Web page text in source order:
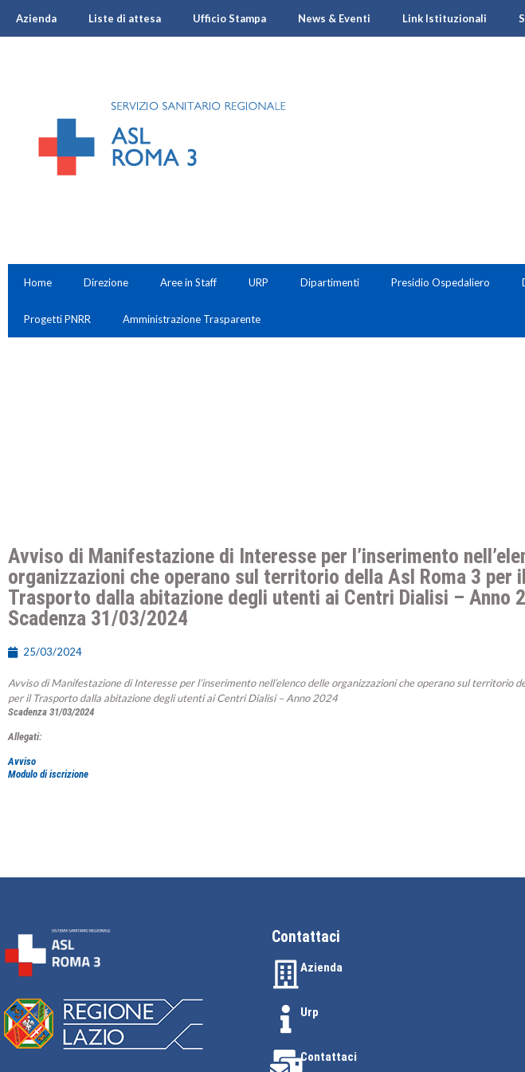
Azienda Liste di attesa Ufficio Stampa News & Eventi Link Istituzionali
Home Direzione Aree in Staff URP Dipartimenti Presidio Ospedaliero
Progetti PNRR Amministrazione Trasparente
Avviso di Manifestazione di Interesse per l’inserimento
organizzazioni che operano sul territorio della Asl Roma 3 per il
Trasporto dalla abitazione degli utenti ai Centri Dialisi – Anno
Scadenza 31/03/2024
25/03/2024
Avviso di Manifestazione di Interesse per l’inserimento nell’elenco delle organizzazioni che operano sul territorio
per il Trasporto dalla abitazione degli utenti ai Centri Dialisi – Anno 2024
Scadenza 31/03/2024
Allegati:
Avviso
Modulo di iscrizione
Contattaci
Azienda
Urp
Contattaci